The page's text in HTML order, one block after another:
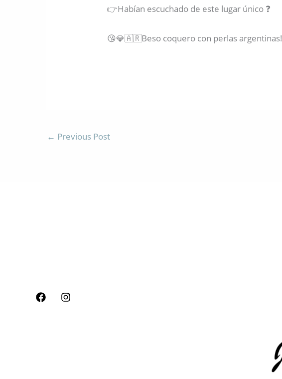
👉Habían escuchado de este lugar único ❓️
😘💎🇦🇷Beso coquero con perlas argentinas!
← Previous Post